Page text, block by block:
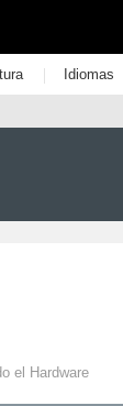
| Idiomas
el Hardware